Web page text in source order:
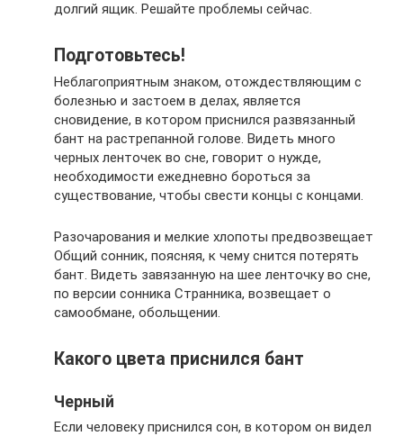
долгий ящик. Решайте проблемы сейчас.
Подготовьтесь!
Неблагоприятным знаком, отождествляющим с
болезнью и застоем в делах, является
сновидение, в котором приснился развязанный
бант на растрепанной голове. Видеть много
черных ленточек во сне, говорит о нужде,
необходимости ежедневно бороться за
существование, чтобы свести концы с концами.
Разочарования и мелкие хлопоты предвозвещает
Общий сонник, поясняя, к чему снится потерять
бант. Видеть завязанную на шее ленточку во сне,
по версии сонника Странника, возвещает о
самообмане, обольщении.
Какого цвета приснился бант
Черный
Если человеку приснился сон, в котором он видел